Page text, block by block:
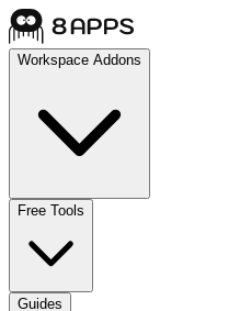
Workspace Addons
Free Tools
Guides